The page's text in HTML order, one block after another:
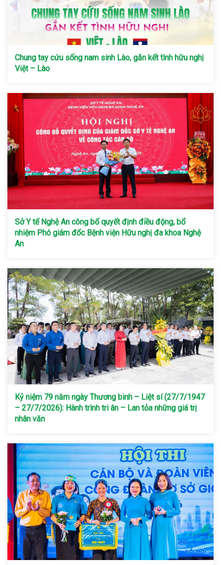
Chung tay cứu sống nam sinh Lào, gắn kết tình hữu nghị
Việt – Lào
Sở Y tế Nghệ An công bố quyết định điều động, bổ
nhiệm Phó giám đốc Bệnh viện Hữu nghị đa khoa Nghệ
An
Kỷ niệm 79 năm ngày Thương binh – Liệt sí (27/7/1947
– 27/7/2026): Hành trình tri ân – Lan tỏa những giá trị
nhân văn